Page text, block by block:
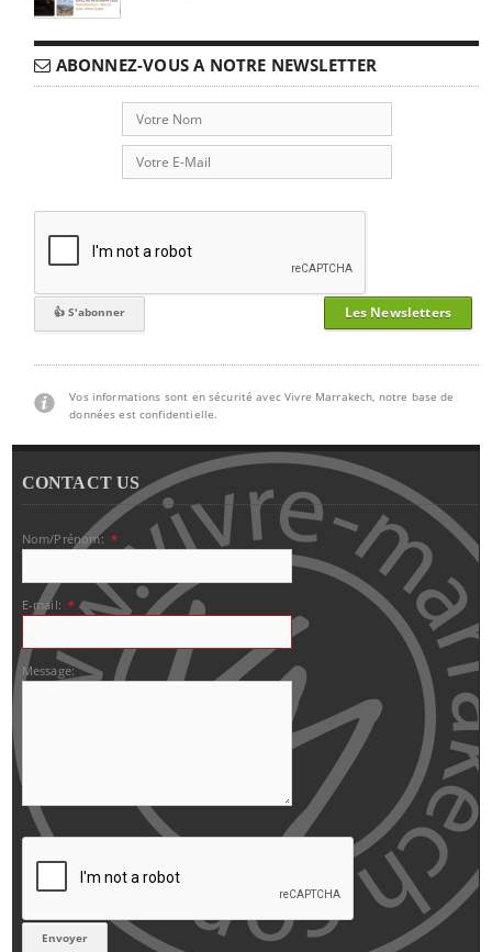
ABONNEZ-VOUS A NOTRE NEWSLETTER
Les Newsletters
Vos informations sont en sécurité avec Vivre Marrakech, notre base de
données est confidentielle.
CONTACT US
Nom/Prénom: *
E-mail: *
Message: